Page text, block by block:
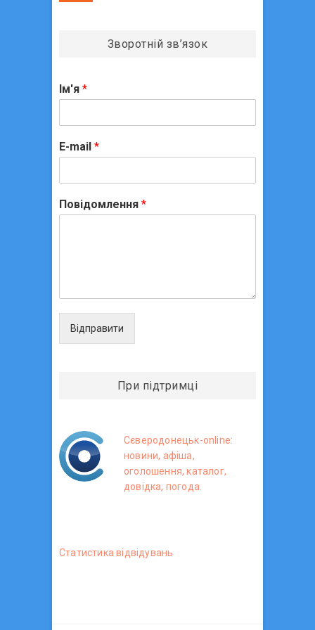
Зворотній зв’язок
Ім'я *
E-mail *
Повідомлення *
Відправити
При підтримці
Сєверодонецьк-online:
новини, афіша,
оголошення, каталог,
довідка, погода.
Статистика вiдвiдувань